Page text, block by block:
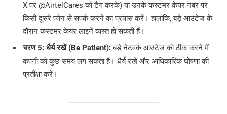
X पर @AirtelCares को टैग करके) या उनके कस्टमर केयर नंबर पर
किसी दूसरे फोन से संपर्क करने का प्रयास करें। हालांकि, बड़े आउटेज के
दौरान कस्टमर केयर लाइनें व्यस्त हो सकती हैं।
चरण 5: धैर्य रखें (Be Patient):बड़े नेटवर्क आउटेज को ठीक करने में
कंपनी को कुछ समय लग सकता है। धैर्य रखें और आधिकारिक घोषणा की
प्रतीक्षा करें।